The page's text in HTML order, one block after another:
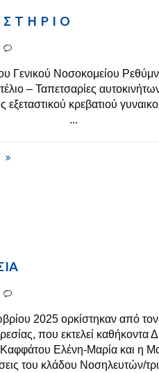
Σ Τ Η Ρ Ι Ο
Γενικού Νοσοκομείου
– Ταπετσαρίες
εξεταστικού κρεβατιού
2025 ορκίστηκαν από
που εκτελεί καθήκοντα
Ελένη-Μαρία και η
του κλάδου Νοσηλευτών/